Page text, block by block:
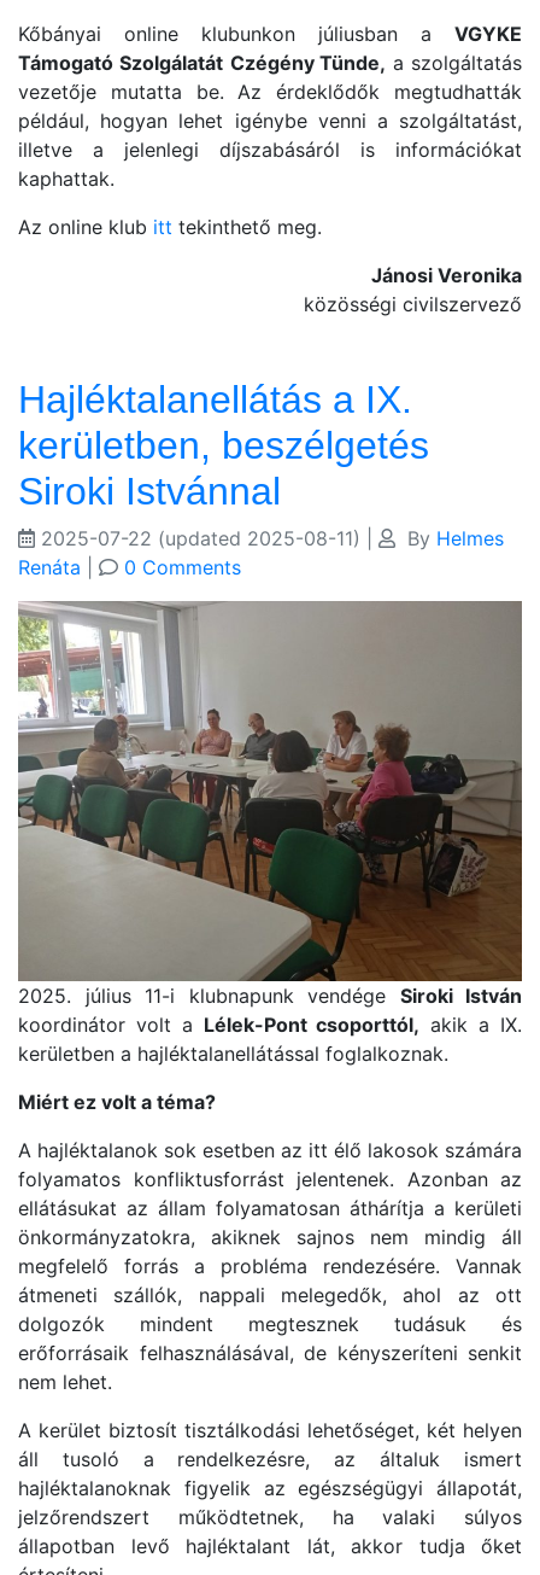
Kőbányai online klubunkon júliusban a VGYKE
Támogató Szolgálatát Czégény Tünde, a szolgáltatás
vezetője mutatta be. Az érdeklődők megtudhatták
például, hogyan lehet igénybe venni a szolgáltatást,
illetve a jelenlegi díjszabásáról is információkat
kaphattak.
Az online klub itt tekinthető meg.
Jánosi Veronika
közösségi civilszervező
Hajléktalanellátás a IX.
kerületben, beszélgetés
Siroki Istvánnal
2025-07-22 (updated 2025-08-11) By Helmes
Renáta
0 Comments
2025. július 11-i klubnapunk vendége Siroki István
koordinátor volt a Lélek-Pont csoporttól, akik a IX.
kerületben a hajléktalanellátással foglalkoznak.
Miért ez volt a téma?
A hajléktalanok sok esetben az itt élő lakosok számára
folyamatos konfliktusforrást jelentenek. Azonban az
ellátásukat az állam folyamatosan áthárítja a kerületi
önkormányzatokra, akiknek sajnos nem mindig áll
megfelelő forrás a probléma rendezésére. Vannak
átmeneti szállók, nappali melegedők, ahol az ott
dolgozók mindent megtesznek tudásuk és
erőforrásaik felhasználásával, de kényszeríteni senkit
nem lehet.
A kerület biztosít tisztálkodási lehetőséget, két helyen
áll tusoló a rendelkezésre, az általuk ismert
hajléktalanoknak figyelik az egészségügyi állapotát,
jelzőrendszert működtetnek, ha valaki súlyos
állapotban levő hajléktalant lát, akkor tudja őket